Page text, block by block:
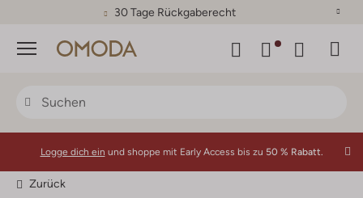
30 Tage Rückgaberecht
Menü
Logge dich ein und shoppe mit Early Access bis zu 50 % Rabatt.
Zurück